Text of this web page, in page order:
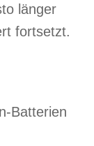
länger
fortsetzt.